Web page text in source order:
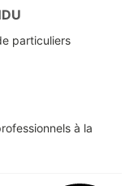
particuliers
à la